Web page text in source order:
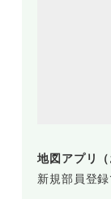
地図アプリ
新規部員登